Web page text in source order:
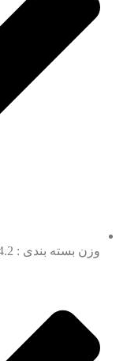
وزن بسته بندی : 14.2 کیلوگرم